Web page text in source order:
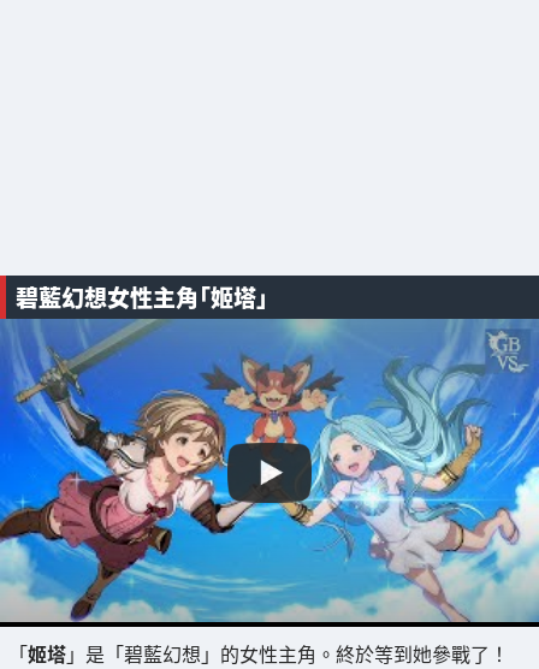
碧藍幻想女性主角「姬塔」
「姬塔」是「碧藍幻想」的女性主角。終於等到她參戰了！